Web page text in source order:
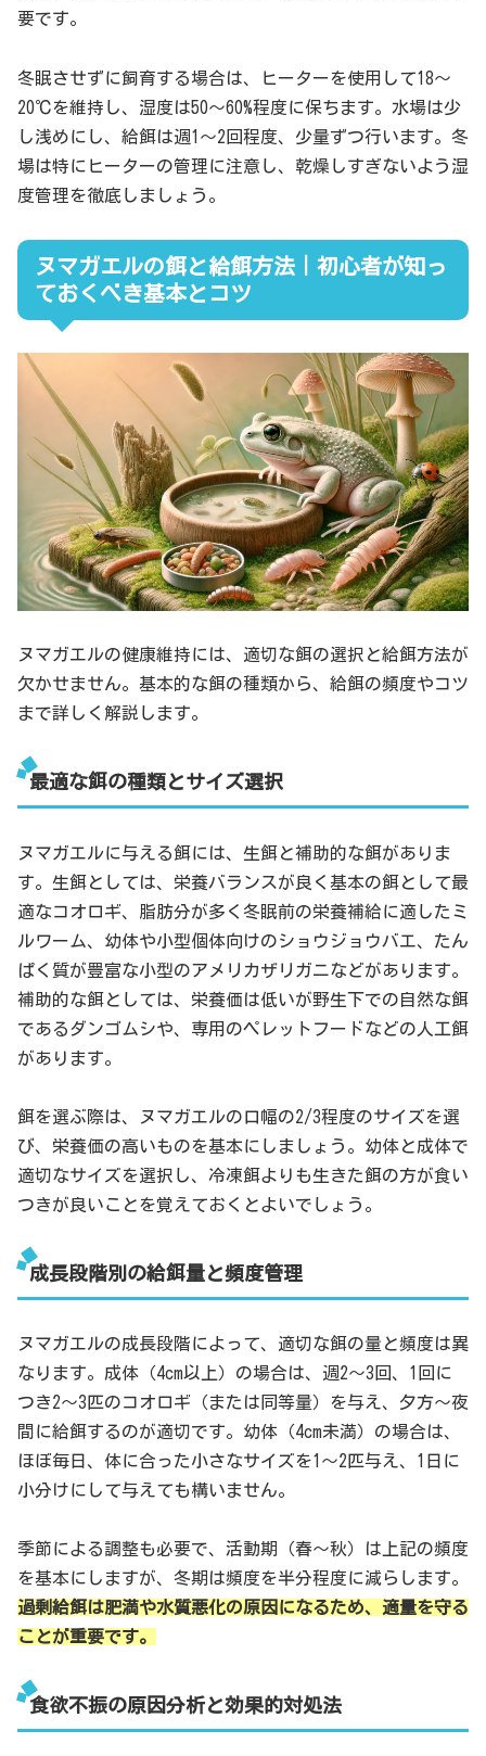
要です。
冬眠させずに飼育する場合は、ヒーターを使用して18～
20℃を維持し、湿度は50～60%程度に保ちます。水場は少
し浅めにし、給餌は週1～2回程度、少量ずつ行います。冬
場は特にヒーターの管理に注意し、乾燥しすぎないよう湿
度管理を徹底しましょう。
ヌマガエルの餌と給餌方法｜初心者が知っ
ておくべき基本とコツ
ヌマガエルの健康維持には、適切な餌の選択と給餌方法が
欠かせません。基本的な餌の種類から、給餌の頻度やコツ
まで詳しく解説します。
最適な餌の種類とサイズ選択
ヌマガエルに与える餌には、生餌と補助的な餌がありま
す。生餌としては、栄養バランスが良く基本の餌として最
適なコオロギ、脂肪分が多く冬眠前の栄養補給に適したミ
ルワーム、幼体や小型個体向けのショウジョウバエ、たん
ぱく質が豊富な小型のアメリカザリガニなどがあります。
補助的な餌としては、栄養価は低いが野生下での自然な餌
であるダンゴムシや、専用のペレットフードなどの人工餌
があります。
餌を選ぶ際は、ヌマガエルの口幅の2/3程度のサイズを選
び、栄養価の高いものを基本にしましょう。幼体と成体で
適切なサイズを選択し、冷凍餌よりも生きた餌の方が食い
つきが良いことを覚えておくとよいでしょう。
成長段階別の給餌量と頻度管理
ヌマガエルの成長段階によって、適切な餌の量と頻度は異
なります。成体（4cm以上）の場合は、週2～3回、1回に
つき2～3匹のコオロギ（または同等量）を与え、夕方～夜
間に給餌するのが適切です。幼体（4cm未満）の場合は、
ほぼ毎日、体に合った小さなサイズを1～2匹与え、1日に
小分けにして与えても構いません。
季節による調整も必要で、活動期（春～秋）は上記の頻度
を基本にしますが、冬期は頻度を半分程度に減らします。
過剰給餌は肥満や水質悪化の原因になるため、適量を守る
ことが重要です。
食欲不振の原因分析と効果的対処法